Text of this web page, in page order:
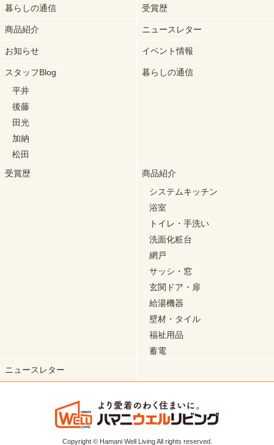
暮らしの通信 受賞歴
商品紹介 ニュースレター
お知らせ イベント情報
スタッフBlog
平井
後藤
田光
加納
松田
暮らしの通信
受賞歴
商品紹介
システムキッチン
浴室
トイレ・手洗い
洗面化粧台
網戸
サッシ・窓
玄関ドア・扉
給湯機器
壁材・タイル
福祉用品
蓄電
ニュースレター
Copyright © Hamani Well Living All rights reserved.